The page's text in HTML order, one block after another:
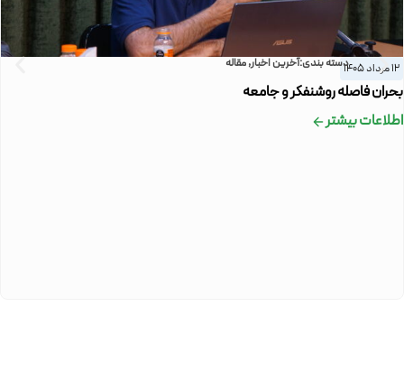
12 مرداد 1405 دسته بندی:آخرین اخبار,مقاله
بحران فاصله روشنفکر و جامعه
اطلاعات بیشتر